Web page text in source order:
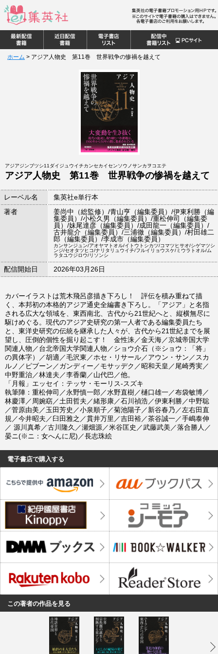
ホーム > アジア人物史 第11巻 世界戦争の惨禍を越えて
アジアジンブツシ11ダイジュウイチカンセカイセンソウノサンカヲコエテ
アジア人物史 第11巻 世界戦争の惨禍を越えて
レーベル名
集英社e単行本
著者
姜尚中（総監修）/青山亨（編集委員）/伊東利勝（編
集委員）/小松久男（編集委員）/重松伸司（編集委
員）/妹尾達彦（編集委員）/成田龍一（編集委員）/
古井龍介（編集委員）/三浦徹（編集委員）/村田雄二
郎（編集委員）/李成市（編集委員）
カンサンジュン/アオヤマトオル/イトウトシカツ/コマツヒサオ/シゲマツシ
ンジ/セオタツヒコ/ナリタリュウイチ/フルイリョウスケ/ミウラトオル/ム
ラタユウジロウ/リソンシ
配信開始日 2026年03月26日
カバーイラストは荒木飛呂彦描き下ろし！ 評伝を積み重ねて描
く、本邦初の本格的アジア通史全編書き下ろし。「アジア」と名指
される広大な領域を、東西南北、古代から21世紀へと、縦横無尽に
駆けめぐる。現代のアジア史研究の第一人者である編集委員たち
と、東洋史研究の伝統を継承した人々が、古代から21世紀までを展
望し、圧倒的個性を掘り起こす！ 金性洙／金天海／京城帝国大学
関連人物／台北帝国大学関連人物／ショウ介石（※ショウ：「将」
の異体字）／胡適／毛沢東／ホセ・リサール／アウン・サン／スカ
ルノ／ピブーン／ガンディー／モサッデク／昭和天皇／尾崎秀実／
中野重治／林達夫／李香蘭／山代巴／他。
「月報」エッセイ：テッサ・モーリス-スズキ
執筆陣：重松伸司／永野慎一郎／水野直樹／樋口雄一／布袋敏博／
林慶澤／周婉窈／土田哲夫／緒形康／石川禎浩／伊東利勝／中野聡
／菅原由美／玉田芳史／小泉順子／菊池陽子／新谷春乃／左右田直
規／今井昭夫／臼田雅之／貫井万里／吉田裕／茶谷誠一／手嶋泰伸
／ 源川真希／古川隆久／瀬畑源／米谷匡史／武藤武美／落合勝人／
晏ニ(※ニ：女へんに尼)／長志珠絵
電子書店で購入する
この著者の作品を見る